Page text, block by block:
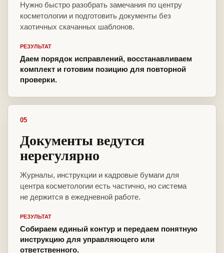
Нужно быстро разобрать замечания по центру
косметологии и подготовить документы без
хаотичных скачанных шаблонов.
РЕЗУЛЬТАТ
Даем порядок исправлений, восстанавливаем
комплект и готовим позицию для повторной
проверки.
05
Документы ведутся
нерегулярно
Журналы, инструкции и кадровые бумаги для
центра косметологии есть частично, но система
не держится в ежедневной работе.
РЕЗУЛЬТАТ
Собираем единый контур и передаем понятную
инструкцию для управляющего или
ответственного.